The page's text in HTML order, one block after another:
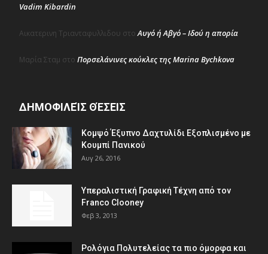
Vadim Kibardin
Αικατερινη Τριανταφυλλιδου στοΑυγό ή Αβγό – Ιδού η απορία
Μαρία Σταμ στο Πορσελάνινες κούκλες της Marina Bychkova
ΔΗΜΟΦΙΛΕΊΣ ΘΈΣΕΙΣ
Κομψό Έξυπνο Δαχτυλίδι Εξοπλισμένο με
Κουμπί Πανικού
Αυγ 26, 2016
Υπεραλιστική Γραφική Τέχνη από τον
Franco Clooney
Φεβ 3, 2013
Ρολόγια Πολυτελείας τα πιο όμορφα και